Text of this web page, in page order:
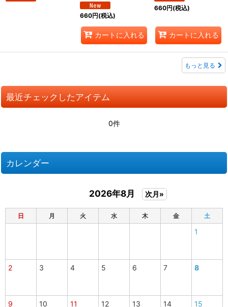
660円(税込)
カートに入れる
660円(税込)
カートに入れる
もっと見る
最近チェックしたアイテム
0件
カレンダー
2026年8月 次月»
日 月 火 水 木 金 土
1
2 3 4 5 6 7 8
9 10 11 12 13 14 15